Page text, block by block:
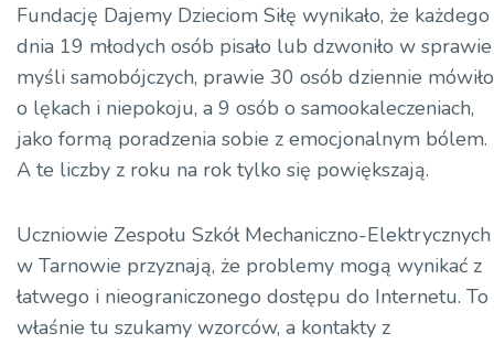
Fundację Dajemy Dzieciom Siłę wynikało, że każdego
dnia 19 młodych osób pisało lub dzwoniło w sprawie
myśli samobójczych, prawie 30 osób dziennie mówiło
o lękach i niepokoju, a 9 osób o samookaleczeniach,
jako formą poradzenia sobie z emocjonalnym bólem.
A te liczby z roku na rok tylko się powiększają.
Uczniowie Zespołu Szkół Mechaniczno-Elektrycznych
w Tarnowie przyznają, że problemy mogą wynikać z
łatwego i nieograniczonego dostępu do Internetu. To
właśnie tu szukamy wzorców, a kontakty z